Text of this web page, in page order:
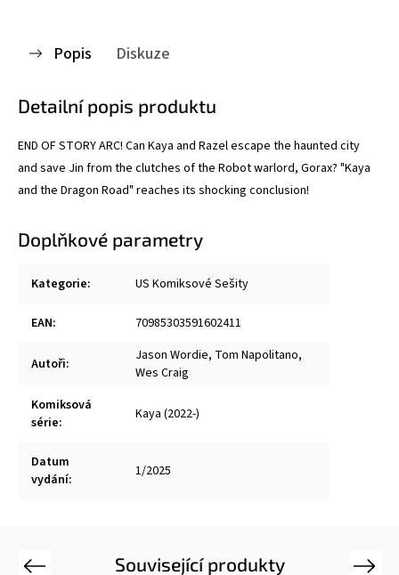
Popis Diskuze
Detailní popis produktu
END OF STORY ARC! Can Kaya and Razel escape the haunted city
and save Jin from the clutches of the Robot warlord, Gorax? "Kaya
and the Dragon Road" reaches its shocking conclusion!
Doplňkové parametry
Kategorie: US Komiksové Sešity
EAN: 70985303591602411
Autoři: Jason Wordie, Tom Napolitano,
Wes Craig
Komiksová
série: Kaya (2022-)
Datum
vydání: 1/2025
Související produkty
Previous Next